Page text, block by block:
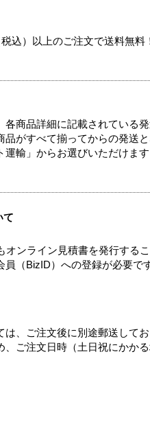
込）以上のご注文で送料無料
商品詳細に記載されている
がすべて揃ってからの発送と
輸」からお選びいただけます
て
ンライン見積書を発行するこ
（BizID）への登録が必要です
、ご注文後に別途郵送してお
ご注文日時（土日祝にかか